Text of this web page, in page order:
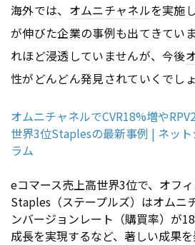
海外では、 オムニチャネルを実施
が伸びた企業の事例も出てきてい
れほど浸透していませんが、今後
性がどんどん発見されていくでしょ
オムニチャネルでCVR18%増や
世界3位Staplesの最新事例 | ネッ
ラム
eコマース売上高世界3位で、オフ
Staples（ステープルズ）はオムニ
ンバージョンレート（購買率）が
成長を実現するなど、著しい成果を